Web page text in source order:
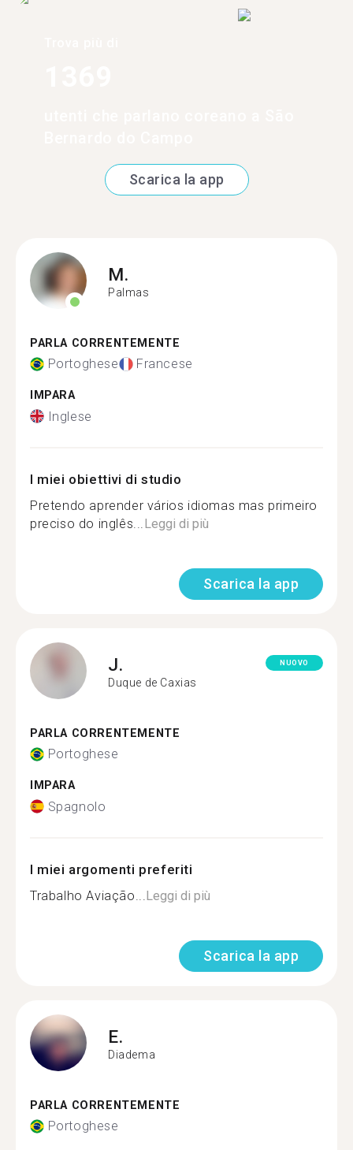
Scarica la app
M.
Palmas
PARLA CORRENTEMENTE
Portoghese Francese
IMPARA
Inglese
I miei obiettivi di studio
Pretendo aprender vários idiomas mas primeiro
preciso do inglês... Leggi di più
Scarica la app
J.
Duque de Caxias
NUOVO
PARLA CORRENTEMENTE
Portoghese
IMPARA
Spagnolo
I miei argomenti preferiti
Trabalho Aviação... Leggi di più
Scarica la app
E.
Diadema
PARLA CORRENTEMENTE
Portoghese